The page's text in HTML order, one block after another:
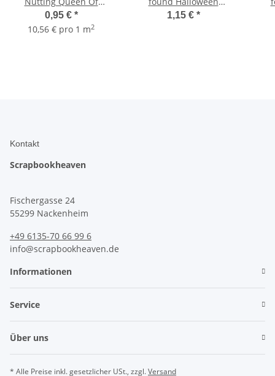
Hearts
0,95 € *
10,56 € pro 1 m2
Hallows Music
1,15 € *
Kontakt
Scrapbookheaven
Fischergasse 24
55299 Nackenheim
+49 6135-70 66 99 6
info@scrapbookheaven.de
Informationen
Service
Über uns
* Alle Preise inkl. gesetzlicher USt., zzgl.Versand